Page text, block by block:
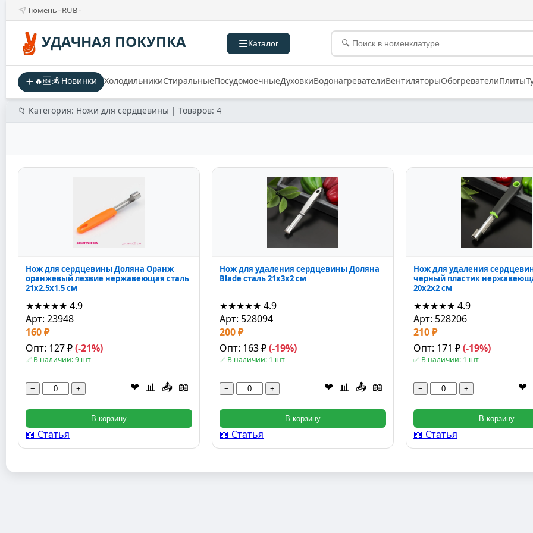
Тюмень RUB
УДАЧНАЯ ПОКУПКА Каталог
🔥🆕💰 Новинки ХолодильникиСтиральныеПосудомоечныеДуховкиВодонагревателиВентиляторыОбогревателиПлиты
📁 Категория: Ножи для сердцевины | Товаров: 4
Нож для сердцевины Доляна Оранж
оранжевый лезвие нержавеющая сталь
21x2.5x1.5 см
★★★★★ 4.9
Арт: 23948
160 ₽
Опт: 127 ₽(-21%)
✅ В наличии: 9 шт
− + ❤ 📊 📤 📖
В корзину
📖 Статья
Нож для удаления сердцевины Доляна
Blade сталь 21x3x2 см
★★★★★ 4.9
Арт: 528094
200 ₽
Опт: 163 ₽(-19%)
✅ В наличии: 1 шт
− + ❤ 📊 📤 📖
В корзину
📖 Статья
Нож для удаления
черный пластик
20x2x2 см
★★★★★ 4.9
Арт: 528206
210 ₽
Опт: 171 ₽(-19%)
✅ В наличии: 1 шт
− + ❤
В корзину
📖 Статья